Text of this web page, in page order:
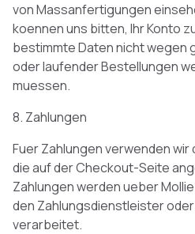
von Massanfertigungen
koennen uns bitten, Ihr Konto
bestimmte Daten nicht wegen
oder laufender Bestellungen
muessen.
8. Zahlungen
Fuer Zahlungen verwenden
die auf der Checkout-Seite
Zahlungen werden ueber
den Zahlungsdienstleister
verarbeitet.